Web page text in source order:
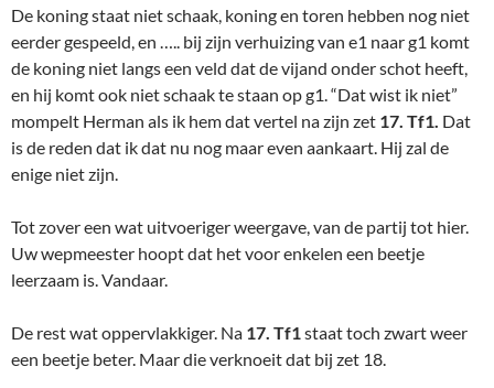
De koning staat niet schaak, koning en toren hebben nog niet
eerder gespeeld, en ….. bij zijn verhuizing van e1 naar g1 komt
de koning niet langs een veld dat de vijand onder schot heeft,
en hij komt ook niet schaak te staan op g1. “Dat wist ik niet”
mompelt Herman als ik hem dat vertel na zijn zet 17. Tf1. Dat
is de reden dat ik dat nu nog maar even aankaart. Hij zal de
enige niet zijn.
Tot zover een wat uitvoeriger weergave, van de partij tot hier.
Uw wepmeester hoopt dat het voor enkelen een beetje
leerzaam is. Vandaar.
De rest wat oppervlakkiger. Na 17. Tf1staat toch zwart weer
een beetje beter. Maar die verknoeit dat bij zet 18.